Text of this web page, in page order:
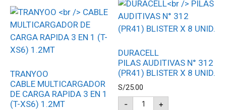
TRANYOO
CABLE MULTICARGADOR
DE CARGA RAPIDA 3 EN 1
(T-XS6) 1.2MT
DURACELL
PILAS AUDITIVAS N° 312
(PR41) BLISTER X 8 UNID.
S/25.00
- +